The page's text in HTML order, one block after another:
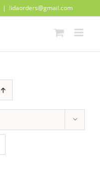
| lidaorders@gmail.com